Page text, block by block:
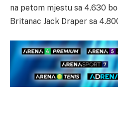
na petom mjestu sa 4.630
Britanac Jack Draper sa